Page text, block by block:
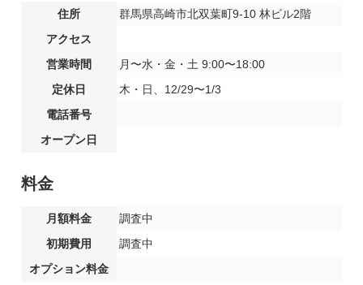
住所
群馬県高崎市北双葉町9-10 林ビル2階
アクセス
営業時間
月〜水・金・土 9:00〜18:00
定休日
木・日、12/29〜1/3
電話番号
オープン日
料金
月額料金
調査中
初期費用
調査中
オプション料金